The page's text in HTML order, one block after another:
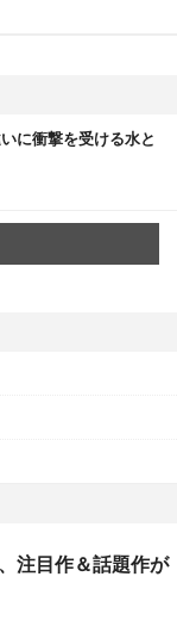
に衝撃を受ける水と
注目作＆話題作が